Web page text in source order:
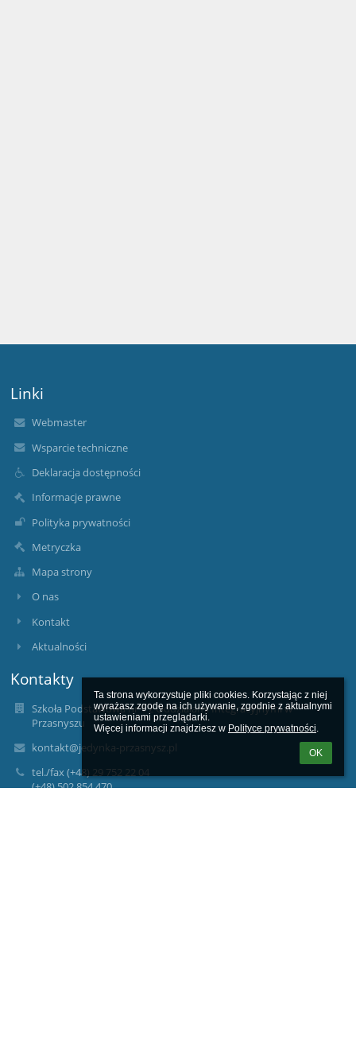
Ta strona wykorzystuje pliki cookies. Korzystając z niej
wyrażasz zgodę na ich używanie, zgodnie z aktualnymi
ustawieniami przeglądarki.
Więcej informacji znajdziesz w Polityce prywatności.
OK
Linki
Webmaster
Wsparcie techniczne
Deklaracja dostępności
Informacje prawne
Polityka prywatności
Metryczka
Mapa strony
O nas
Kontakt
Aktualności
Kontakty
Szkoła Podstawowa nr 1 z Oddziałami Integracyjnymi w
Przasnyszu
kontakt@jedynka-przasnysz.pl
tel./fax (+48) 29 752 22 04
(+48) 502 854 470